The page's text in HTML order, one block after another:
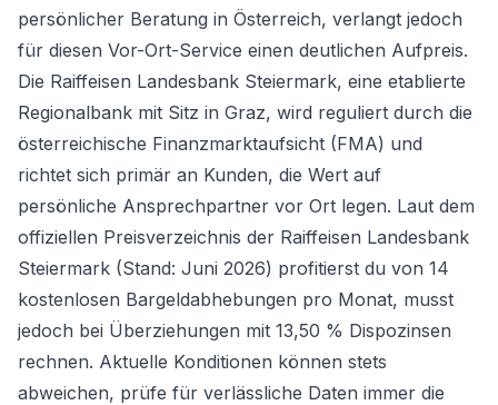
persönlicher Beratung in Österreich, verlangt jedoch
für diesen Vor-Ort-Service einen deutlichen Aufpreis.
Die Raiffeisen Landesbank Steiermark, eine etablierte
Regionalbank mit Sitz in Graz, wird reguliert durch die
österreichische Finanzmarktaufsicht (FMA) und
richtet sich primär an Kunden, die Wert auf
persönliche Ansprechpartner vor Ort legen. Laut dem
offiziellen Preisverzeichnis der Raiffeisen Landesbank
Steiermark (Stand: Juni 2026) profitierst du von 14
kostenlosen Bargeldabhebungen pro Monat, musst
jedoch bei Überziehungen mit 13,50 % Dispozinsen
rechnen. Aktuelle Konditionen können stets
abweichen, prüfe für verlässliche Daten immer die